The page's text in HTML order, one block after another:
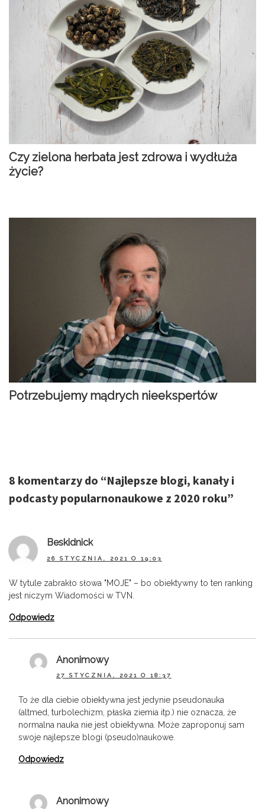
Czy zielona herbata jest zdrowa i wydłuża
życie?
Potrzebujemy mądrych nieekspertów
8 komentarzy do “Najlepsze blogi, kanały i
podcasty popularnonaukowe z 2020 roku”
Beskidnick
26 STYCZNIA, 2021 O 19:03
W tytule zabrakło słowa "MOJE" – bo obiektywny to ten ranking
jest niczym Wiadomości w TVN.
Odpowiedz
Anonimowy
27 STYCZNIA, 2021 O 18:37
To że dla ciebie obiektywna jest jedynie pseudonauka
(altmed, turbolechizm, płaska ziemia itp.) nie oznacza, że
normalna nauka nie jest obiektywna. Może zaproponuj sam
swoje najlepsze blogi (pseudo)naukowe.
Odpowiedz
Anonimowy